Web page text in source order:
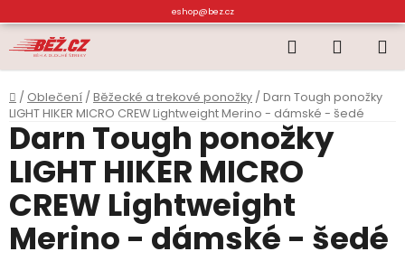
na
obsah
eshop@bez.cz
Hledat
KOŠÍK
Domů
/ Oblečení / Běžecké a trekové ponožky / Darn Tough ponožky
LIGHT HIKER MICRO CREW Lightweight Merino - dámské - šedé
Darn Tough ponožky
LIGHT HIKER MICRO
CREW Lightweight
Merino - dámské - šedé